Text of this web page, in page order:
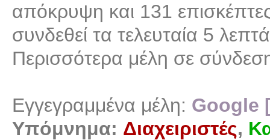
απόκρυψη και 131
συνδεθεί τα τελευταία 5
Περισσότερα μέλη σε
Εγγεγραμμένα μέλη: Google
Υπόμνημα: Διαχειριστές,